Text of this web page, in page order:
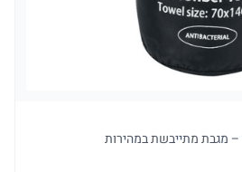
מגבת מתייבשת במהירות